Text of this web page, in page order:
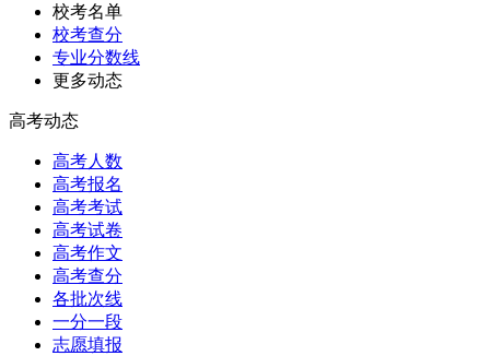
校考名单
校考查分
专业分数线
更多动态
高考动态
高考人数
高考报名
高考考试
高考试卷
高考作文
高考查分
各批次线
一分一段
志愿填报